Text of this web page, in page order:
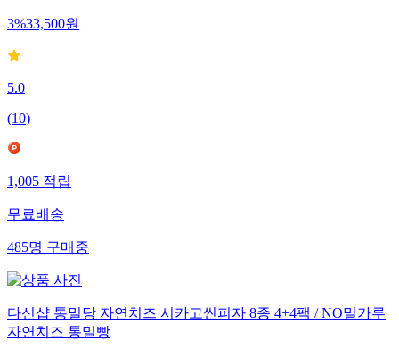
3%33,500원
5.0
(10)
1,005 적립
무료배송
485명 구매중
다신샵 통밀당 자연치즈 시카고씬피자 8종 4+4팩 / NO밀가루
자연치즈 통밀빵